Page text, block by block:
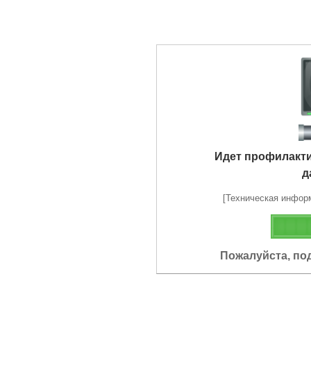
Идет
[Техническая
Пожалуйста,